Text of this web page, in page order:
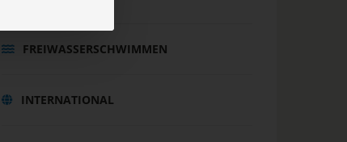
FREIWASSERSCHWIMMEN
INTERNATIONAL